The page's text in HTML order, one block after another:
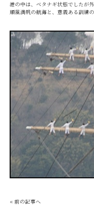
港の中は、ベタナギ状態でしたが
順風満帆の航海と、意義ある訓練
« 前の記事へ